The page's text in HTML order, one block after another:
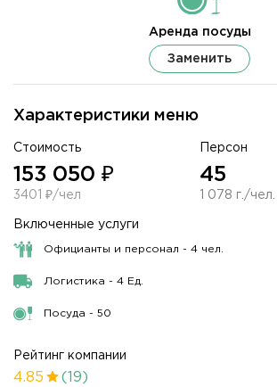
Характеристики меню
Стоимость
153 050 ₽
3401 ₽/чел
Персон
45
1 078 г./чел.
Включенные услуги
Официанты и персонал - 4 чел.
Логистика - 4 Ед.
Посуда - 50
Рейтинг компании
4.85 (19)
Аренда посуды
Заменить